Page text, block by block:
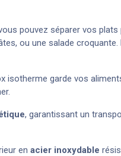
pouvez séparer vos plats
ou une salade
isotherme garde vos
, garantissant un
en acier inoxydable